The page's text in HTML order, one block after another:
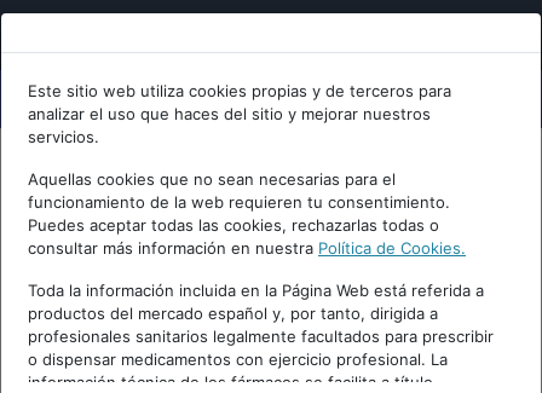
Este sitio web utiliza cookies propias y de terceros para
analizar el uso que haces del sitio y mejorar nuestros
servicios.
Aquellas cookies que no sean necesarias para el
funcionamiento de la web requieren tu consentimiento.
Puedes aceptar todas las cookies, rechazarlas todas o
consultar más información en nuestra Política de Cookies.
Toda la información incluida en la Página Web está referida a
productos del mercado español y, por tanto, dirigida a
profesionales sanitarios legalmente facultados para prescribir
o dispensar medicamentos con ejercicio profesional. La
información técnica de los fármacos se facilita a título